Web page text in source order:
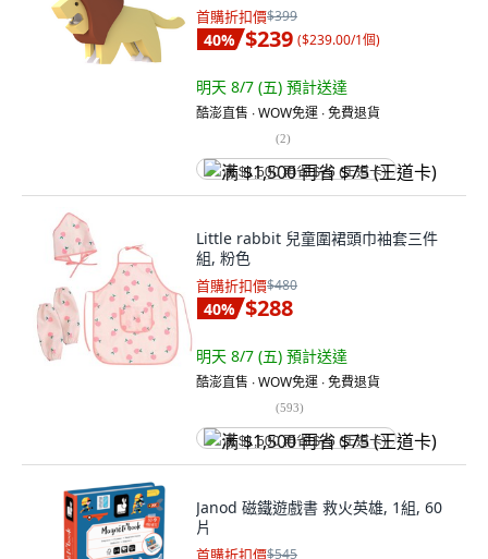
首購折扣價$399
40% $239 ($239.00/1個)
明天 8/7 (五) 預計送達
酷澎直售 ∙ WOW免運 ∙ 免費退貨
(2)
满 $1,500 再省 $75 (王道卡)
Little rabbit 兒童圍裙頭巾袖套三件
組, 粉色
首購折扣價$480
40% $288
明天 8/7 (五) 預計送達
酷澎直售 ∙ WOW免運 ∙ 免費退貨
(593)
满 $1,500 再省 $75 (王道卡)
Janod 磁鐵遊戲書 救火英雄, 1組, 60
片
首購折扣價$545